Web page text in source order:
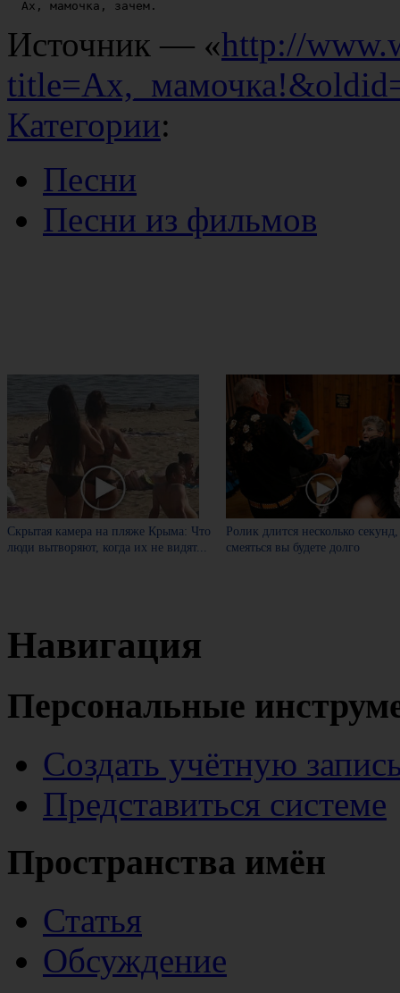
Источник — «http://
Категории:
Песни
Песни из фильмов
Скрытая камера на пляже Крыма: Что
люди вытворяют, когда их не видят...
Ролик длится несколько
смеяться вы будете долго
Навигация
Персональные
Создать учётную
Представиться системе
Пространства имён
Статья
Обсуждение